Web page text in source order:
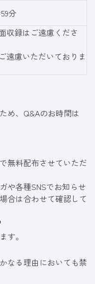
分
収録はご遠慮くださ
遠慮いただいておりま
め、Q&Aのお時間は
無料配布させていただ
や各種SNSでお知らせ
合は合わせて確認して
す。
なる理由においても禁